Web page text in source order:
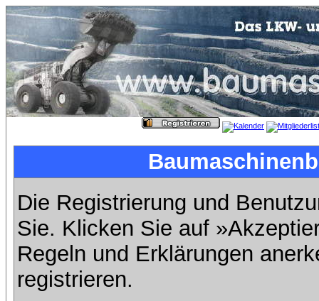
Die Registrierung und
Sie. Klicken Sie auf
Regeln und Erklärungen
registrieren.